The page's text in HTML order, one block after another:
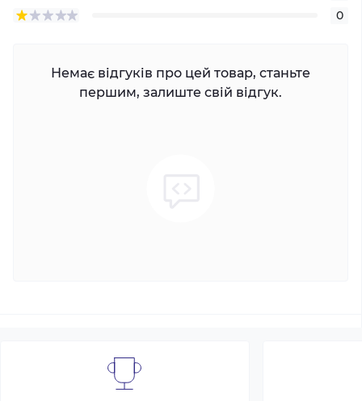
0
Немає відгуків про цей товар, станьте
першим, залиште свій відгук.